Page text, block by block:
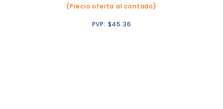
(Precio oferta al contado)
PVP: $45.36